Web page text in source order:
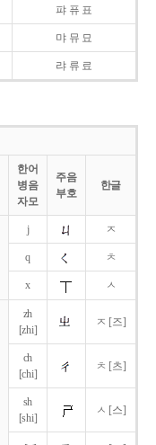
퍄 퓨 표
먀 뮤 묘
랴 류 료
한어
병음
자모
주음
부호
한글
j ㅈ
q ㅊ
x ㅅ
zh
[zhi]
ㅈ [즈]
ch
[chi]
ㅊ [츠]
sh
[shi]
ㅅ [스]